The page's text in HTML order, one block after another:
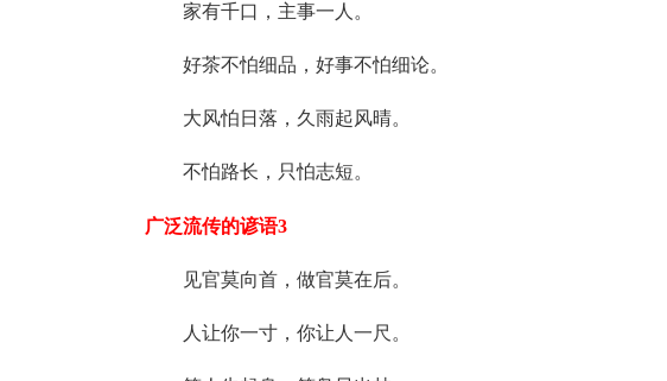
家有千口，主事一人。
好茶不怕细品，好事不怕细论。
大风怕日落，久雨起风晴。
不怕路长，只怕志短。
广泛流传的谚语3
见官莫向首，做官莫在后。
人让你一寸，你让人一尺。